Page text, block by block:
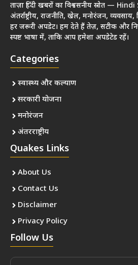
ताज़ा हिंदी खबरों का विश्वसनीय स्रोत — Hindi
अंतर्राष्ट्रीय, राजनीति, खेल, मनोरंजन,
हर जरूरी अपडेट। हम देते हैं तेज़, सटीक और
स्पष्ट भाषा में, ताकि आप हमेशा अपडेटेड रहें।
Categories
स्वास्थ्य और कल्याण
सरकारी योजना
मनोरंजन
अंतरराष्ट्रीय
Quakes Links
About Us
Contact Us
Disclaimer
Privacy Policy
Follow Us